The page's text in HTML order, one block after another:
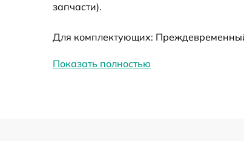
запчасти).
Для комплектующих: Преждевременный
Показать полностью